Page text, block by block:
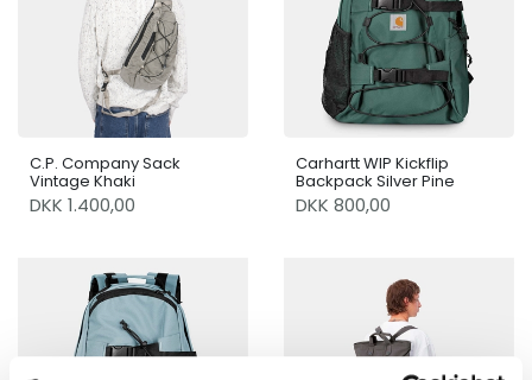
C.P. Company Sack
Vintage Khaki
DKK 1.400,00
Carhartt WIP Kickflip
Backpack Silver Pine
DKK 800,00